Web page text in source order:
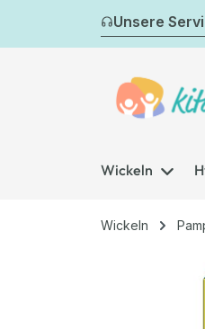
Hauptinhalt springen
Zur Suche springen
Zur Hauptnavigation
Unsere
Wickeln
Wickeln
Bildergalerie